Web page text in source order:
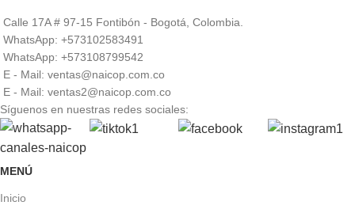
Calle 17A # 97-15 Fontibón - Bogotá, Colombia.
WhatsApp: +573102583491
WhatsApp: +573108799542
E - Mail: ventas@naicop.com.co
E - Mail: ventas2@naicop.com.co
Síguenos en nuestras redes sociales:
MENÚ
Inicio